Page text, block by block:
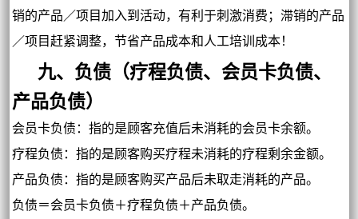
销的产品／项目加入到活动，有利于刺激消费；滞销的产品
／项目赶紧调整，节省产品成本和人工培训成本！
九、负债（疗程负债、会员卡负债、
产品负债）
会员卡负债：指的是顾客充值后未消耗的会员卡余额。
疗程负债：指的是顾客购买疗程未消耗的疗程剩余金额。
产品负债：指的是顾客购买产品后未取走消耗的产品。
负债＝会员卡负债＋疗程负债＋产品负债。